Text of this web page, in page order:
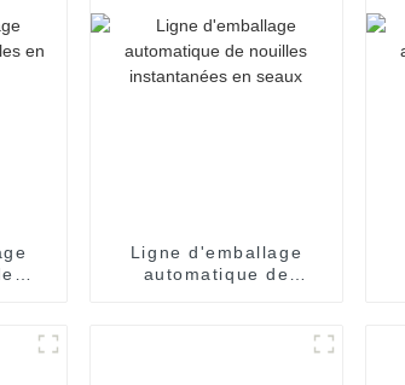
Ligne d'emballage
automatique de